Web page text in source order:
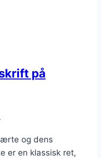
på
og dens
er en klassisk ret,